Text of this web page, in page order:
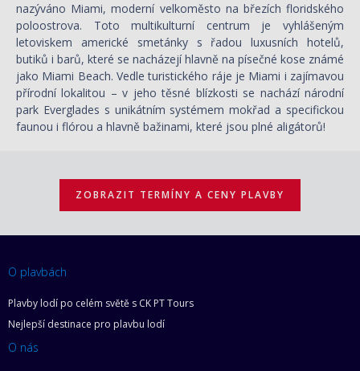
nazýváno Miami, moderní velkoměsto na březích floridského
poloostrova. Toto multikulturní centrum je vyhlášeným
letoviskem americké smetánky s řadou luxusních hotelů,
butiků i barů, které se nacházejí hlavně na písečné kose známé
jako Miami Beach. Vedle turistického ráje je Miami i zajímavou
přírodní lokalitou – v jeho těsné blízkosti se nachází národní
park Everglades s unikátním systémem mokřad a specifickou
faunou i flórou a hlavně bažinami, které jsou plné aligátorů!
ZOBRAZIT TERMÍNY A CENY PLAVBY
O plavbách
Plavby lodí po celém světě s CK PT Tours
Nejlepší destinace pro plavbu lodí
O nás